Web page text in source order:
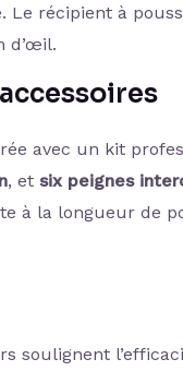
Le récipient à
d’œil.
avec un kit
, et six peignes
à la longueur de
soulignent